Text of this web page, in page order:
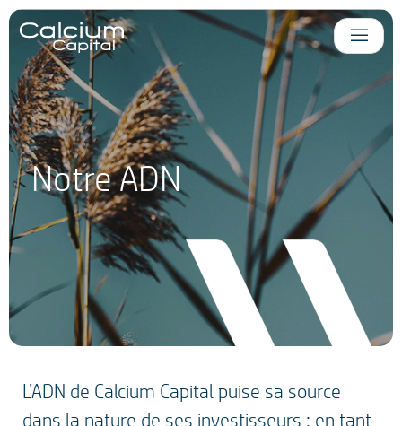
Panneau de gestion des cookies
Notre ADN
L’ADN de Calcium Capital puise sa source
dans la nature de ses investisseurs : en tant